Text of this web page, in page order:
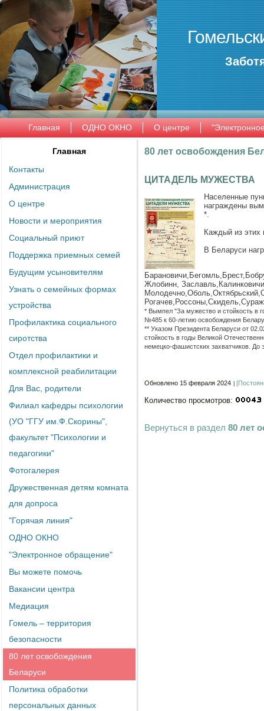
Главная ОДНО ОКНО О центре
Главная
Контакты
Администрация
О центре
Новости и мероприятия
Социальный приют
Поддержка приемных семей
Будущим усыновителям
Узнать о семейных формах
устройства
Профилактика социального
сиротства
Отдел профилактики и
комплексной реабилитации
Для Вас, родители
Филиал кафедры психологии
(УО "ГГУ им.Ф.Скорины",
факультет "Психологии и
педагогики"
Фотогалерея
Дружественная детям комната
для допроса
"Горячая линия"
ОДНО ОКНО
"Электронное обращение"
Вы можете помочь
Вакансии центра
Медиация
Гомель – территория
безопасности
80 лет освобождения
Беларуси
Политика обработки
персональных данных
80 лет освобождения
ЦИТАДЕЛЬ МУЖЕСТВА
Населенные
награждены
*.
Каждый из
В Беларуси
Барановичи, Бегомль, Брест,
Жлобинн, Заславль,
Молодечно,Оболь,Октябрьский,
Рогачев, Россоны,Скидель,
* Вымпел "За мужество и стойкость в
№485 к 60-летию освобождения
** Указом Президента Беларуси от
стойкость в годы Великой
немецко-фашистских захватчиков.
Обновлено 15 февраля 2024
Количество просмотров:
Вернуться в раздел 80 лет